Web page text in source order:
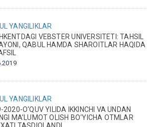
YANGILIKLAR
VEBSTER UNIVERSITETI: TAHSIL
QABUL HAMDA SHAROITLAR HAQIDA
YANGILIKLAR
2020-O‘QUV YILIDA IKKINCHI VA UNDAN
MA’LUMOT OLISH BO‘YICHA OTMLAR